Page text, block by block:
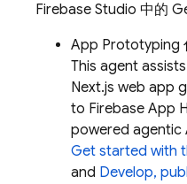
Firebase Studio 中的
App Prototyping
This agent
Next.js web app
to Firebase App
powered agentic
Get started with
and Develop,